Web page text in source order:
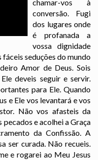
chamar-vos à
conversão. Fugi
dos lugares onde
é profanada a
vossa dignidade
fáceis seduções do mundo
Amor de Deus. Sois
deveis seguir e servir.
para Ele. Quando
e Ele vos levantará e vos
Não vos afasteis da
e acolhei a Graça
da Confissão. A
ser curada. Não recueis.
e rogarei ao Meu Jesus